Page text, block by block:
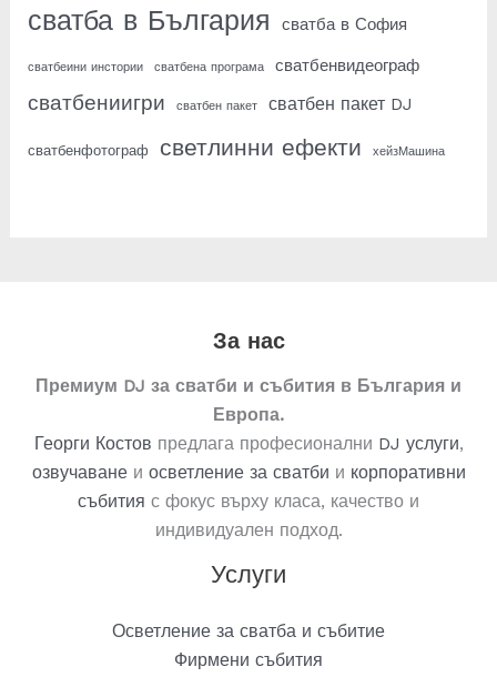
сватба в България сватба в София
сватбеини инстории сватбена програма сватбенвидеограф
сватбениигри сватбен пакет сватбен пакет DJ
сватбенфотограф светлинни ефекти хейзМашина
За нас
Премиум DJ за сватби и събития в България и
Европа.
Георги Костов предлага професионални DJ услуги,
озвучаванеи осветление засватби и корпоративни
събития с фокус върху класа, качество и
индивидуален подход.
Услуги
Осветление за сватба и събитие
Фирмени събития